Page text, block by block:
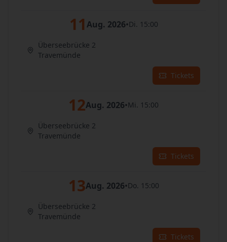
11 Aug. 2026•Di. 15:00
Überseebrücke 2
Travemünde
Tickets
12Aug. 2026•Mi. 15:00
Überseebrücke 2
Travemünde
Tickets
13Aug. 2026•Do. 15:00
Überseebrücke 2
Travemünde
Tickets